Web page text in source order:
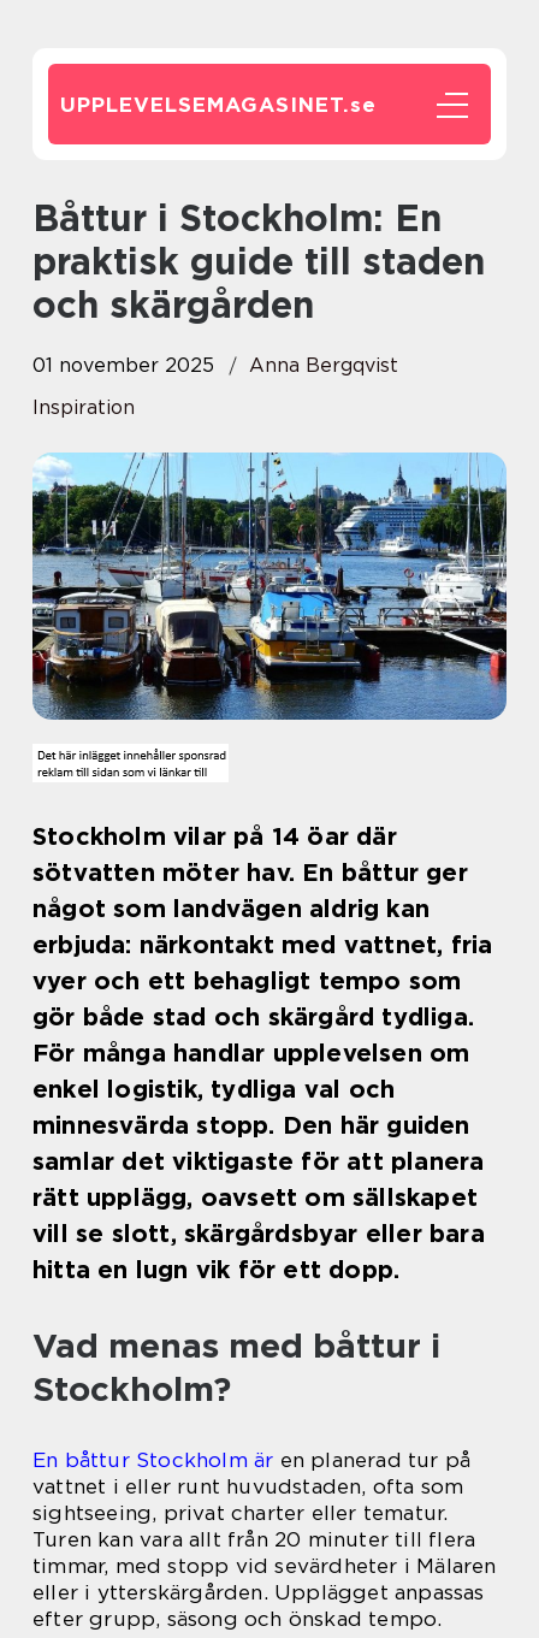
UPPLEVELSEMAGASINET.se
Båttur i Stockholm: En
praktisk guide till staden
och skärgården
01 november 2025
Anna Bergqvist
Inspiration
Stockholm vilar på 14 öar där
sötvatten möter hav. En båttur ger
något som landvägen aldrig kan
erbjuda: närkontakt med vattnet, fria
vyer och ett behagligt tempo som
gör både stad och skärgård tydliga.
För många handlar upplevelsen om
enkel logistik, tydliga val och
minnesvärda stopp. Den här guiden
samlar det viktigaste för att planera
rätt upplägg, oavsett om sällskapet
vill se slott, skärgårdsbyar eller bara
hitta en lugn vik för ett dopp.
Vad menas med båttur i
Stockholm?
En båttur Stockholm är en planerad tur på
vattnet i eller runt huvudstaden, ofta som
sightseeing, privat charter eller tematur.
Turen kan vara allt från 20 minuter till flera
timmar, med stopp vid sevärdheter i Mälaren
eller i ytterskärgården. Upplägget anpassas
efter grupp, säsong och önskad tempo.